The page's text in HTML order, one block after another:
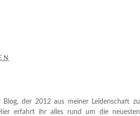
Blog, der 2012 aus meiner Leidenschaft zu
erfahrt ihr alles rund um die neuesten